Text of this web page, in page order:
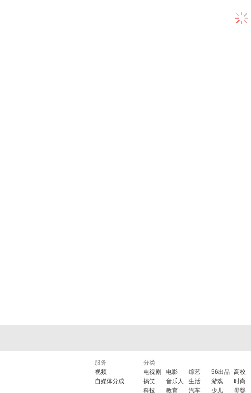
服务
视频
自媒体分成
分类
电视剧
电影 综艺 56出品 高校
搞笑
音乐人 生活 游戏 时尚
科技
教育 汽车 少儿 母婴